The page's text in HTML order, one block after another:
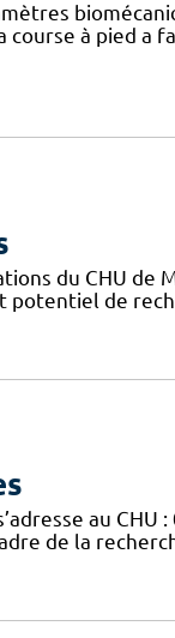
course à pied a
du CHU
potentiel de
au CHU
de la